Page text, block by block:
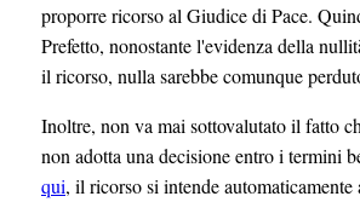
proporre ricorso al Giudice di Pace.
Prefetto, nonostante l'evidenza della
il ricorso, nulla sarebbe comunque
Inoltre, non va mai sottovalutato il fatto
non adotta una decisione entro i termini
qui, il ricorso si intende